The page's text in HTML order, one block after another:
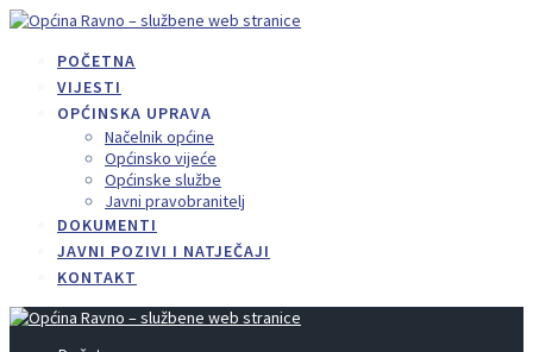
Skip
contentPOČETNA
VIJESTI
OPĆINSKA UPRAVA
Načelnik općine
Općinsko vijeće
Općinske službe
Javni pravobranitelj
DOKUMENTI
JAVNI POZIVI I NATJEČAJI
KONTAKT